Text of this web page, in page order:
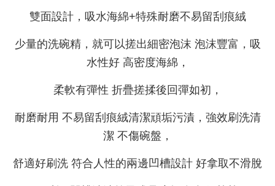
雙面設計，吸水海綿+特殊耐磨不易留刮痕絨
少量的洗碗精，就可以搓出細密泡沫 泡沫豐富，吸
水性好 高密度海綿，
柔軟有彈性 折疊搓揉後回彈如初，
耐磨耐用 不易留刮痕絨清潔頑垢污漬，強效刷洗清
潔 不傷碗盤，
舒適好刷洗 符合人性的兩邊凹槽設計 好拿取不滑脫